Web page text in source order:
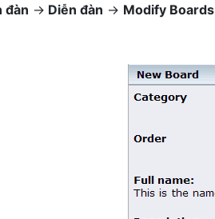
đàn -> Diễn đàn -> Modify Boards